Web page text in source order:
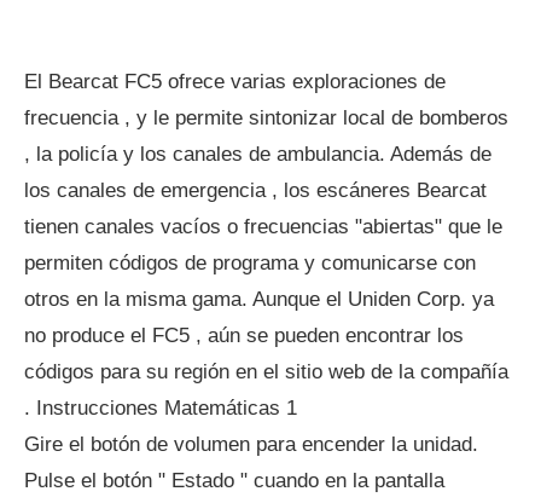
El Bearcat FC5 ofrece varias exploraciones de
frecuencia , y le permite sintonizar local de bomberos
, la policía y los canales de ambulancia. Además de
los canales de emergencia , los escáneres Bearcat
tienen canales vacíos o frecuencias "abiertas" que le
permiten códigos de programa y comunicarse con
otros en la misma gama. Aunque el Uniden Corp. ya
no produce el FC5 , aún se pueden encontrar los
códigos para su región en el sitio web de la compañía
. Instrucciones Matemáticas 1
Gire el botón de volumen para encender la unidad.
Pulse el botón " Estado " cuando en la pantalla